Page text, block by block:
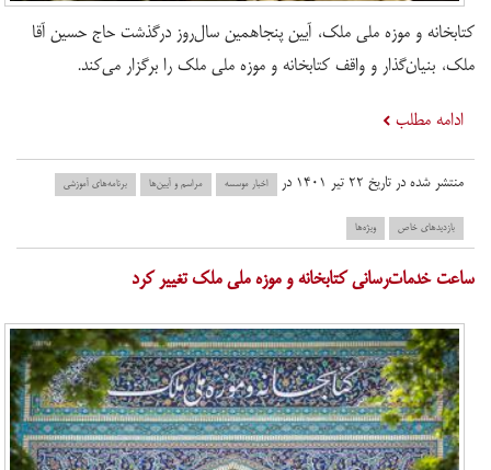
کتابخانه و موزه ملی ملک، آیین پنجاهمین سال‌روز درگذشت حاج حسین آقا
ملک، بنیان‌گذار و واقف کتابخانه و موزه ملی ملک را برگزار می‌کند.
ادامه مطلب
منتشر شده در تاریخ ۲۲ تیر ۱۴۰۱ در اخبار موسسه مراسم و آیین‌ها برنامه‌های آموزشی
بازدید‌های خاص ویژه‌ها
ساعت خدمات‌رسانی کتابخانه و موزه ملی ملک تغییر کرد